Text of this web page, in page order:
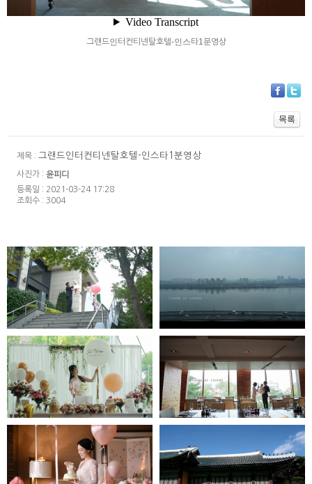
그랜드인터컨티넨탈호텔-인스타1분영상
제목 : 그랜드인터컨티넨탈호텔-인스타1분영상
사진가 : 윤피디
등록일 : 2021-03-24 17:28
조회수 : 3004
반얀트리 페스타
워커힐 모에기 -
인스타1분영상
인스타1분영상
jjw메리어트호텔
타블로24-인스타1분영상
롯데호텔 도림-
인스타1분영상
신라호텔 - 인스타1분영상